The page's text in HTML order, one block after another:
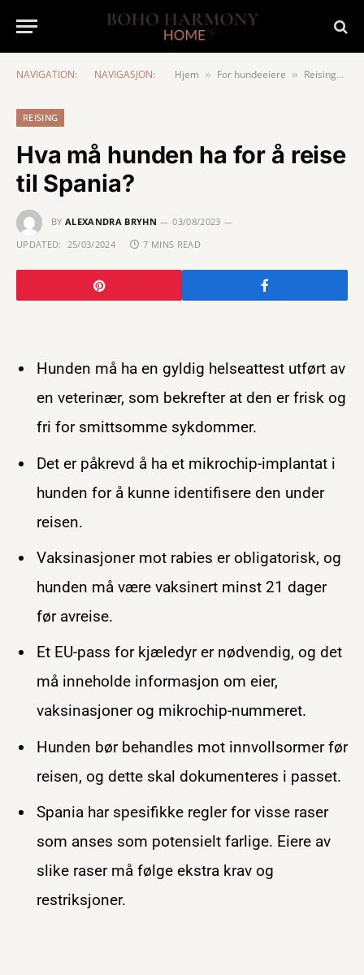
NAVIGATION: NAVIGASJON: Hjem » For hundeeiere » Reising »
REISING
Hva må hunden ha for å reise
til Spania?
BY ALEXANDRA BRYHN
03/08/2023
UPDATED: 25/03/2024 7 MINS READ
Hunden må ha en gyldig helseattest utført av
en veterinær, som bekrefter at den er frisk og
fri for smittsomme sykdommer.
Det er påkrevd å ha et mikrochip-implantat i
hunden for å kunne identifisere den under
reisen.
Vaksinasjoner mot rabies er obligatorisk, og
hunden må være vaksinert minst 21 dager
før avreise.
Et EU-pass for kjæledyr er nødvendig, og det
må inneholde informasjon om eier,
vaksinasjoner og mikrochip-nummeret.
Hunden bør behandles mot innvollsormer før
reisen, og dette skal dokumenteres i passet.
Spania har spesifikke regler for visse raser
som anses som potensielt farlige. Eiere av
slike raser må følge ekstra krav og
restriksjoner.